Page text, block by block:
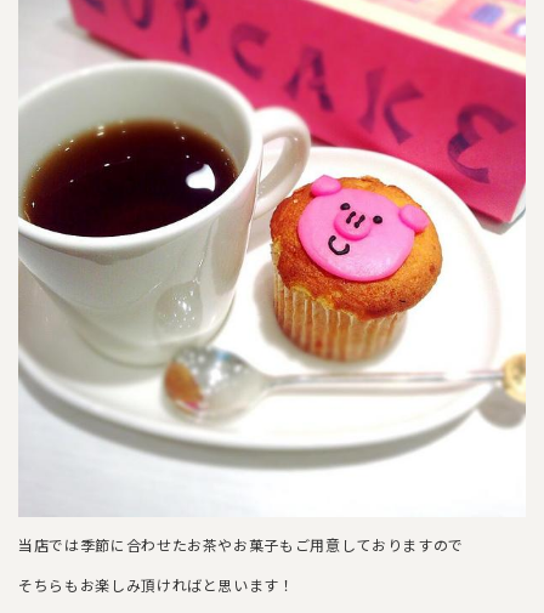
当店では季節に合わせたお茶やお菓子もご用意しておりますので
そちらもお楽しみ頂ければと思います！